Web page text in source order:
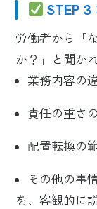
STEP
労働者から「
か？」と聞か
業務内容の
責任の重さ
配置転換の
その他の事
を、客観的に